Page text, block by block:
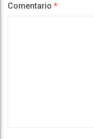
Comentario *